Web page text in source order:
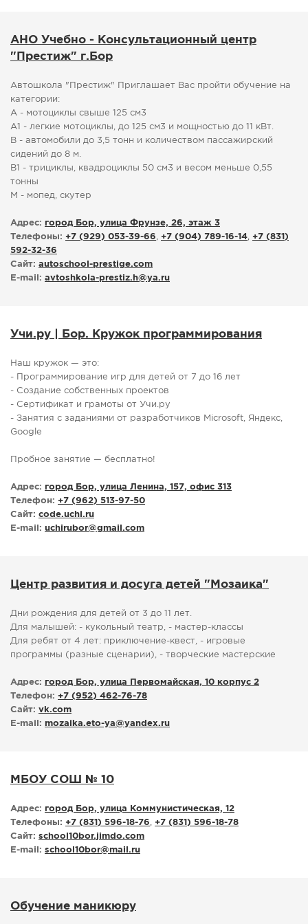
АНО Учебно - Консультационный центр
"Престиж" г.Бор
Автошкола "Престиж" Приглашает Вас пройти обучение на
категории:
А - мотоциклы свыше 125 см3
А1 - легкие мотоциклы, до 125 см3 и мощностью до 11 кВт.
В - автомобили до 3,5 тонн и количеством пассажирский
сидений до 8 м.
В1 - трициклы, квадроциклы 50 см3 и весом меньше 0,55
тонны
М - мопед, скутер
Адрес: город Бор, улица Фрунзе, 26, этаж 3
Телефоны: +7 (929) 053-39-66 +7 (904) 789-16-14
+7 (831)
592-32-36
Сайт: autoschool-prestige.com
E-mail: avtoshkola-prestiz.h@ya.ru
Учи.ру | Бор. Кружок программирования
Наш кружок — это:
- Программирование игр для детей от 7 до 16 лет
- Создание собственных проектов
- Сертификат и грамоты от Учи.ру
- Занятия с заданиями от разработчиков Microsoft, Яндекс,
Google
Пробное занятие — бесплатно!
Адрес: город Бор, улица Ленина, 157, офис 313
Телефон: +7 (962) 513-97-50
Сайт: code.uchi.ru
E-mail: uchirubor@gmail.com
Центр развития и досуга детей "Мозаика"
Дни рождения для детей от 3 до 11 лет.
Для малышей: - кукольный театр, - мастер-классы
Для ребят от 4 лет: приключение-квест, - игровые
программы (разные сценарии), - творческие мастерские
Адрес: город Бор, улица Первомайская, 10 корпус 2
Телефон: +7 (952) 462-76-78
Сайт: vk.com
E-mail: mozaika.eto-ya@yandex.ru
МБОУ СОШ № 10
Адрес: город Бор, улица Коммунистическая, 12
Телефоны: +7 (831) 596-18-76
+7 (831) 596-18-78
Сайт: school10bor.jimdo.com
E-mail: school10bor@mail.ru
Обучение маникюру